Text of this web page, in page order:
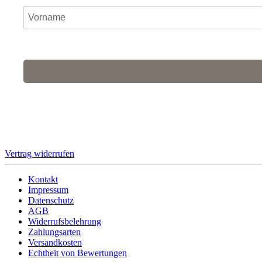
Vertrag widerrufen
Kontakt
Impressum
Datenschutz
AGB
Widerrufsbelehrung
Zahlungsarten
Versandkosten
Echtheit von Bewertungen